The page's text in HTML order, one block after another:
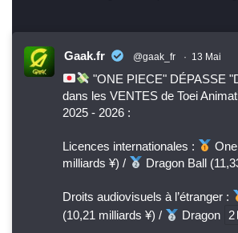
Gaak.fr @gaak_fr · 13 Mai
"ONE PIECE" DÉPASSE
dans les VENTES de Toei
2025 - 2026 :
Licences internationales :
milliards ¥) /
Dragon Ball
Droits audiovisuels à l’étranger :
(10,21 milliards ¥) /
Dragon 2